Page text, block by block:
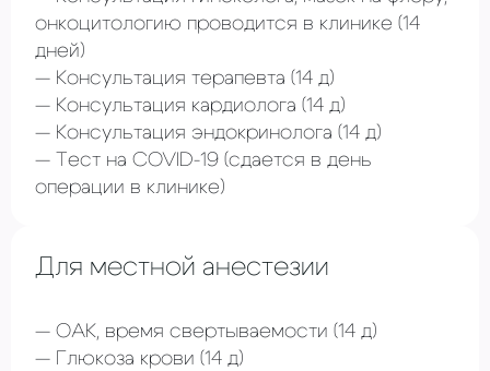
онкоцитологию проводится в клинике (14
дней)
Консультация терапевта (14 д)
Консультация кардиолога (14 д)
Консультация эндокринолога (14 д)
Тест на COVID-19 (сдается в день
операции в клинике)
Для местной анестезии
ОАК, время свертываемости (14 д)
Глюкоза крови (14 д)